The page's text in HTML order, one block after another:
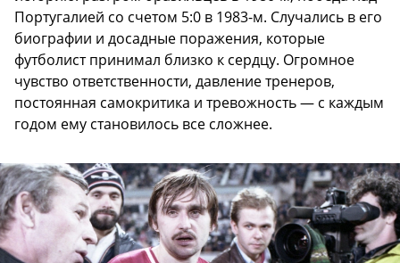
Португалией со счетом 5:0 в 1983-м. Случались в его
биографии и досадные поражения, которые
футболист принимал близко к сердцу. Огромное
чувство ответственности, давление тренеров,
постоянная самокритика и тревожность — с каждым
годом ему становилось все сложнее.